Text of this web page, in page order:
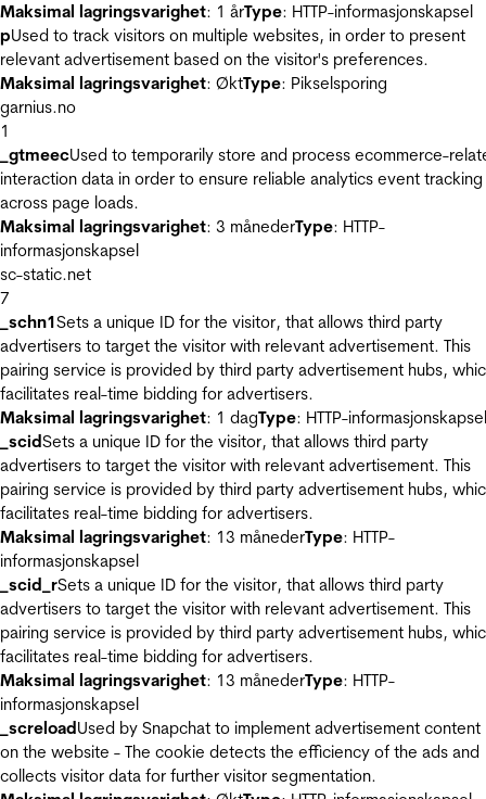
Maksimal lagringsvarighet: 1 årType: HTTP-informasjonskapsel
pUsed to track visitors on multiple websites, in order to present
relevant advertisement based on the visitor's preferences.
Maksimal lagringsvarighet: ØktType: Pikselsporing
garnius.no
1
_gtmeecUsed to temporarily store and process ecommerce-
interaction data in order to ensure reliable analytics event tracking
across page loads.
Maksimal lagringsvarighet: 3 månederType: HTTP-
informasjonskapsel
sc-static.net
7
_schn1Sets a unique ID for the visitor, that allows third party
advertisers to target the visitor with relevant advertisement. This
pairing service is provided by third party advertisement hubs,
facilitates real-time bidding for advertisers.
Maksimal lagringsvarighet: 1 dagType: HTTP-informasjonskapsel
_scidSets a unique ID for the visitor, that allows third party
advertisers to target the visitor with relevant advertisement. This
pairing service is provided by third party advertisement hubs,
facilitates real-time bidding for advertisers.
Maksimal lagringsvarighet: 13 månederType: HTTP-
informasjonskapsel
_scid_rSets a unique ID for the visitor, that allows third party
advertisers to target the visitor with relevant advertisement. This
pairing service is provided by third party advertisement hubs,
facilitates real-time bidding for advertisers.
Maksimal lagringsvarighet: 13 månederType: HTTP-
informasjonskapsel
_screloadUsed by Snapchat to implement advertisement content
on the website - The cookie detects the efficiency of the ads and
collects visitor data for further visitor segmentation.